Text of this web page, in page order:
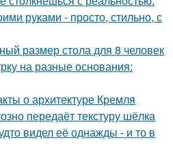
руками - просто, стильно, с
размер стола для 8 человек
на разные основания:
о архитектуре Кремля
передаёт текстуру шёлка
видел её однажды - и то в